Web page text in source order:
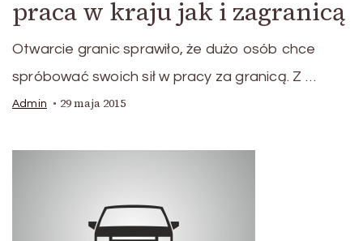
praca w kraju jak i zagranicą
Otwarcie granic sprawiło, że dużo osób chce
spróbować swoich sił w pracy za granicą. Z …
Admin 29 maja 2015